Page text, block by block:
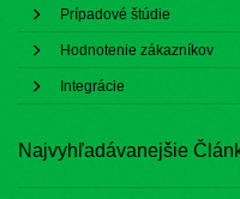
Prípadové štúdie
Hodnotenie zákazníkov
Integrácie
Najvyhľadávanejšie